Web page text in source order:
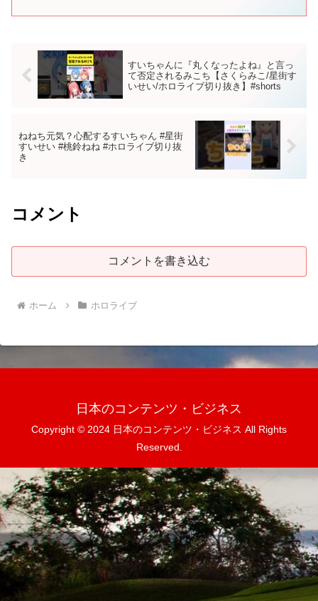
すいちゃんに『丸くなったよね』と言っ
て否定されるみこち【さくらみこ/星街す
いせい/ホロライブ切り抜き】#shorts
ねねち元気？心配するすいちゃん #星街
すいせい #桃鈴ねね #ホロライブ切り抜
き
コメント
コメントを書き込む
ホーム ホロライブ
日本のコンテンツ・ビジネス
Copyright © 2024 日本のコンテンツ・ビジネス All Rights
Reserved.